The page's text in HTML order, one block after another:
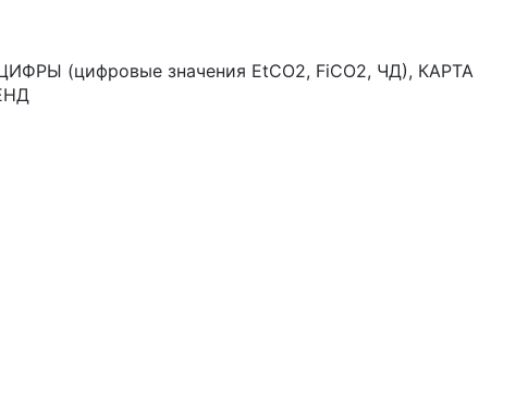
(цифровые значения EtCO2, FiCO2, ЧД), КАРТА